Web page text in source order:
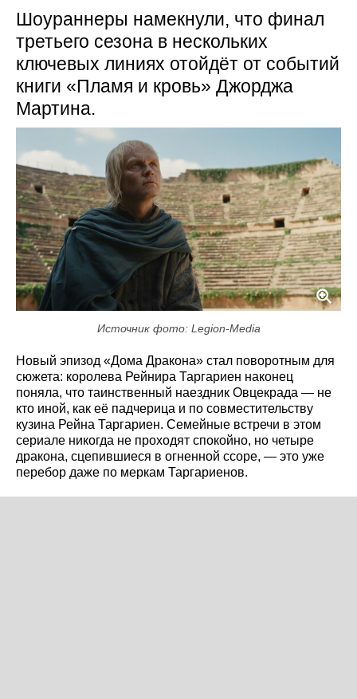
Шоураннеры намекнули, что финал
третьего сезона в нескольких
ключевых линиях отойдёт от событий
книги «Пламя и кровь» Джорджа
Мартина.
Источник фото: Legion-Media
Новый эпизод «Дома Дракона» стал поворотным для
сюжета: королева Рейнира Таргариен наконец
поняла, что таинственный наездник Овцекрада — не
кто иной, как её падчерица и по совместительству
кузина Рейна Таргариен. Семейные встречи в этом
сериале никогда не проходят спокойно, но четыре
дракона, сцепившиеся в огненной ссоре, — это уже
перебор даже по меркам Таргариенов.